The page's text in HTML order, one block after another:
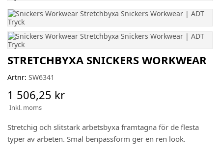
STRETCHBYXA SNICKERS WORKWEAR
Artnr: SW6341
1 506,25 kr
Inkl. moms
Stretchig och slitstark arbetsbyxa framtagna för de flesta
typer av arbeten. Smal benpassform ger en ren look.